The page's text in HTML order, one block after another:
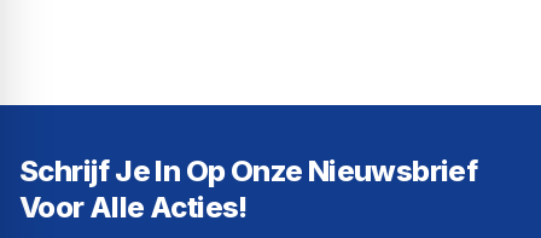
Schrijf Je In Op Onze Nieuwsbrief
Voor Alle Acties!